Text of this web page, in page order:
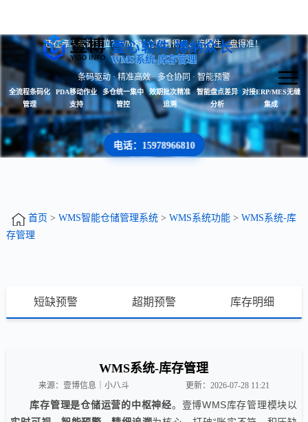
壹心软件 博纳众长
还在靠人脑记货位？WMS让仓库看得见、管得住、盘得准！
WMS系统-库存管理
条码驱动 · 精准高效 · 多仓协同 · 智能预警
全流程条码化
管理
PDA移动作业
支持
多仓统一集中
管控
效期批次精准
追溯
智能盘点差异
分析
对接ERP/MES无缝
集成
电话：15978966810
首页 > WMS智能仓储管理系统> WMS系统功能> WMS系统-库
存管理
短缺预警 超期预警 库存明细
WMS系统-库存管理
来源：壹博信息｜小八斗 更新：2026-07-28 11:21
库存管理是仓储运营的中枢神经。壹博WMS库存管理模块以